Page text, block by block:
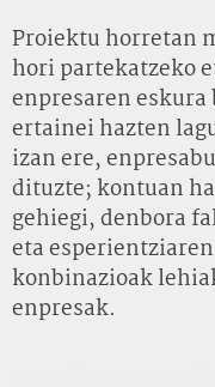
Proiektu horretan
hori partekatzeko
enpresaren
ertainei hazten
izan ere,
dituzte; kontuan
gehiegi, denbora
eta
konbinazioak
enpresak.